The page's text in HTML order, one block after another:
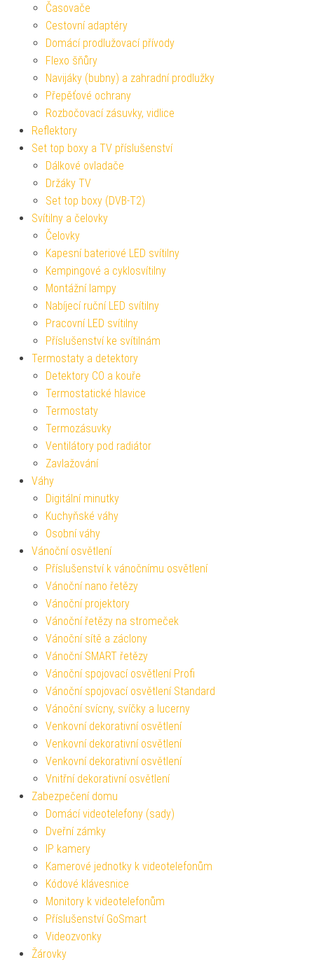
Časovače
Cestovní adaptéry
Domácí prodlužovací přívody
Flexo šňůry
Navijáky (bubny) a zahradní prodlužky
Přepěťové ochrany
Rozbočovací zásuvky, vidlice
Reflektory
Set top boxy a TV příslušenství
Dálkové ovladače
Držáky TV
Set top boxy (DVB-T2)
Svítilny a čelovky
Čelovky
Kapesní bateriové LED svítilny
Kempingové a cyklosvítilny
Montážní lampy
Nabíjecí ruční LED svítilny
Pracovní LED svítilny
Příslušenství ke svítilnám
Termostaty a detektory
Detektory CO a kouře
Termostatické hlavice
Termostaty
Termozásuvky
Ventilátory pod radiátor
Zavlažování
Váhy
Digitální minutky
Kuchyňské váhy
Osobní váhy
Vánoční osvětlení
Příslušenství k vánočnímu osvětlení
Vánoční nano řetězy
Vánoční projektory
Vánoční řetězy na stromeček
Vánoční sítě a záclony
Vánoční SMART řetězy
Vánoční spojovací osvětlení Profi
Vánoční spojovací osvětlení Standard
Vánoční svícny, svíčky a lucerny
Venkovní dekorativní osvětlení
Venkovní dekorativní osvětlení
Venkovní dekorativní osvětlení
Vnitřní dekorativní osvětlení
Zabezpečení domu
Domácí videotelefony (sady)
Dveřní zámky
IP kamery
Kamerové jednotky k videotelefonům
Kódové klávesnice
Monitory k videotelefonům
Příslušenství GoSmart
Videozvonky
Žárovky